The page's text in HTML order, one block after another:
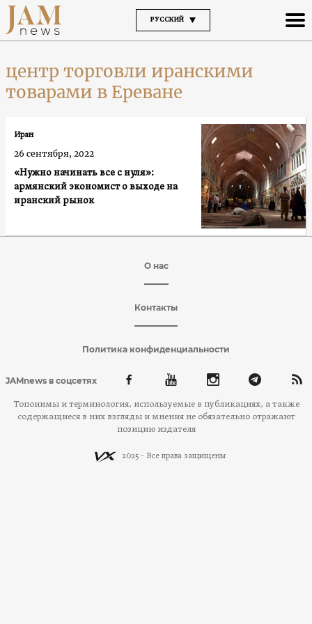
РУССКИЙ
центр торговли иранскими
товарами в Ереване
«Нужно начинать все с нуля»:
армянский экономист о выходе на
иранский рынок
Иран
26 сентября, 2022
О нас
Контакты
Политика конфиденциальности
JAMnews в соцсетях
Топонимы и терминология, используемые в публикациях, а также
содержащиеся в них взгляды и мнения не обязательно отражают
позицию издателя
2025 - Все права защищены